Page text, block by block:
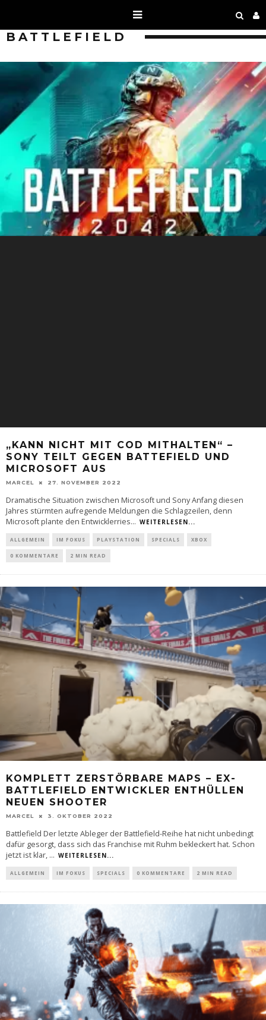
BATTLEFIELD
„KANN NICHT MIT COD MITHALTEN“ –
SONY TEILT GEGEN BATTEFIELD UND
MICROSOFT AUS
MARCEL 27. NOVEMBER 2022
Dramatische Situation zwischen Microsoft und Sony Anfang diesen
Jahres stürmten aufregende Meldungen die Schlagzeilen, denn
Microsoft plante den Entwicklerries... WEITERLESEN...
ALLGEMEIN IM FOKUS PLAYSTATION SPECIALS XBOX
0 KOMMENTARE 2 MIN READ
KOMPLETT ZERSTÖRBARE MAPS – EX-
BATTLEFIELD ENTWICKLER ENTHÜLLEN
NEUEN SHOOTER
MARCEL 3. OKTOBER 2022
Battlefield Der letzte Ableger der Battlefield-Reihe hat nicht unbedingt
dafür gesorgt, dass sich das Franchise mit Ruhm bekleckert hat. Schon
jetzt ist klar, ... WEITERLESEN...
ALLGEMEIN IM FOKUS SPECIALS 0 KOMMENTARE 2 MIN READ